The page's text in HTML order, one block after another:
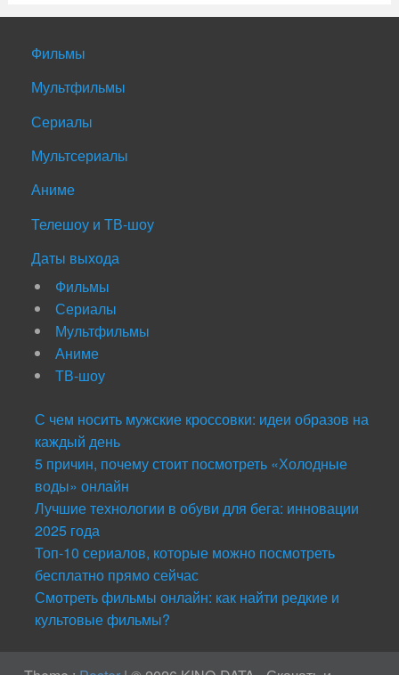
Фильмы
Мультфильмы
Сериалы
Мультсериалы
Аниме
Телешоу и ТВ-шоу
Даты выхода
Фильмы
Сериалы
Мультфильмы
Аниме
ТВ-шоу
С чем носить мужские кроссовки: идеи образов на
каждый день
5 причин, почему стоит посмотреть «Холодные
воды» онлайн
Лучшие технологии в обуви для бега: инновации
2025 года
Топ-10 сериалов, которые можно посмотреть
бесплатно прямо сейчас
Смотреть фильмы онлайн: как найти редкие и
культовые фильмы?